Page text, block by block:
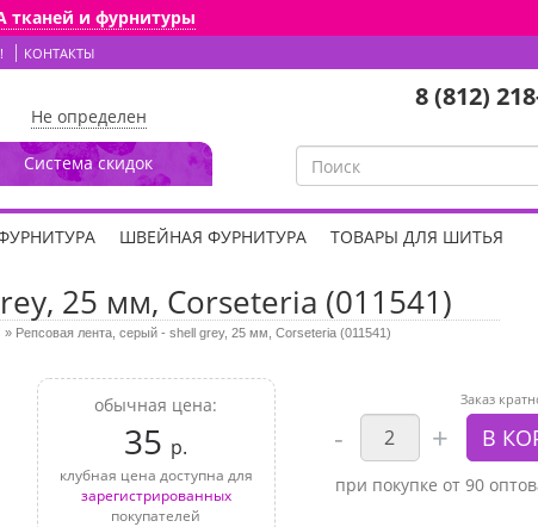
и фурнитуры
КОНТАКТЫ
Не определен
Система скидок
8 (812)
ШВЕЙНАЯ ФУРНИТУРА ТОВАРЫ ДЛЯ ШИТЬЯ
25 мм, Corseteria (011541)
» Репсовая лента, серый - shell grey, 25 мм, Corseteria (011541)
обычная цена:
35 р.
клубная цена доступна для
зарегистрированных
покупателей
Заказ
при покупке от 90